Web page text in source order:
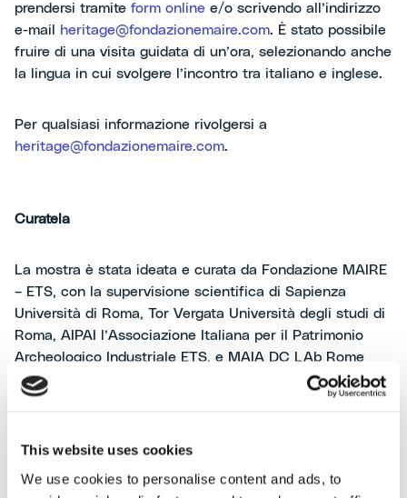
This website uses cookies
We use cookies to personalise content and ads, to
prendersi tramite form online e/o scrivendo all’indirizzo
e-mail
heritage@fondazionemaire.com. È stato possibile
fruire di una visita guidata di un’ora, selezionando anche
la lingua in cui svolgere l’incontro tra italiano e inglese.
Per qualsiasi informazione rivolgersi a
heritage@fondazionemaire.com.
Curatela
La mostra è stata ideata e curata da Fondazione MAIRE
– ETS, con la supervisione scientifica di Sapienza
Università di Roma, Tor Vergata Università degli studi di
Roma, AIPAI l’Associazione Italiana per il Patrimonio
Archeologico Industriale ETS, e MAIA DC LAb Rome
Technopole.
L'INIZIATIVA MUSEOCITY